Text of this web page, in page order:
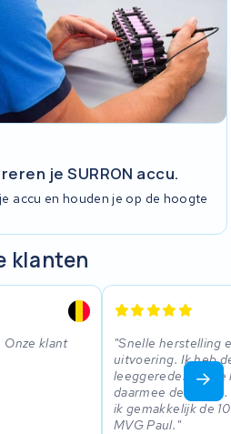
je SURRON accu.
accu en houden je op de hoogte
klanten
klant
Snelle herstelling
uitvoering. Ik heb
leeggereden op de
daarmee de 50
ik gemakkelijk de
MVG Paul.